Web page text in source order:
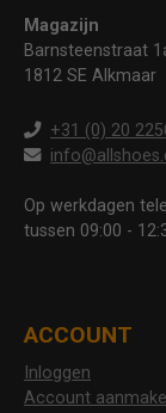
Magazijn
Barnsteenstraat
1812 SE Alkmaar
+31 (0) 20
Op werkdagen
tussen 09:00 -
ACCOUNT
Inloggen
Account